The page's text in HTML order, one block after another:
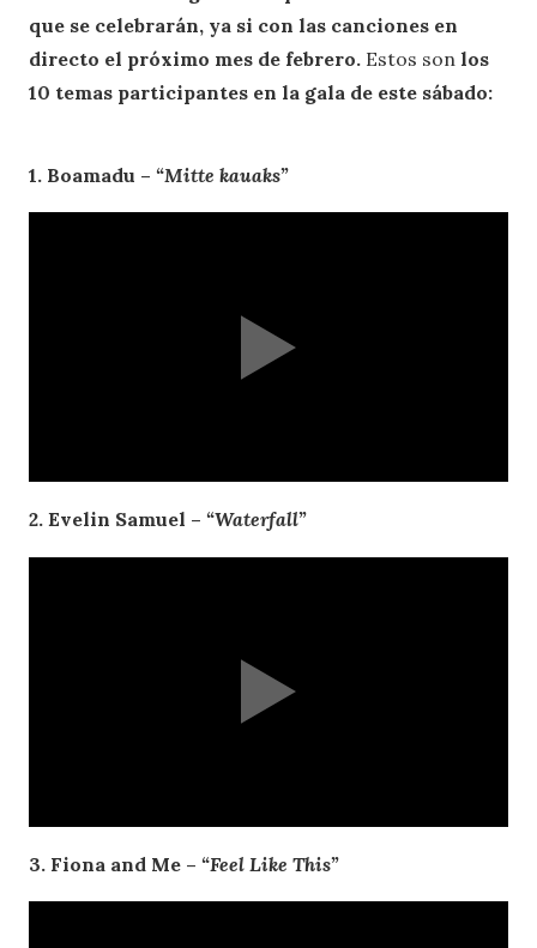
que se celebrarán, ya si con las canciones en
directo el próximo mes de febrero. Estos son los
10 temas participantes en la gala de este sábado:
1. Boamadu – “Mitte kauaks”
2. Evelin Samuel – “Waterfall”
3. Fiona and Me – “Feel Like This”